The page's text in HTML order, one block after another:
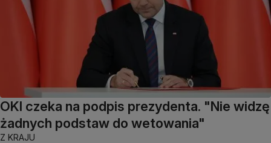
OKI czeka na podpis prezydenta. "Nie widzę
żadnych podstaw do wetowania"
Z KRAJU